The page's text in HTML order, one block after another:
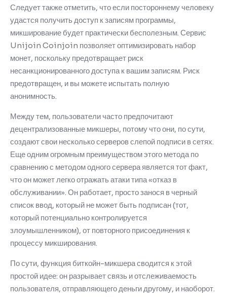
Следует также отметить, что если постороннему человеку
удастся получить доступ к записям программы,
микширование будет практически бесполезным. Сервис
Unijoin Coinjoin позволяет оптимизировать набор
монет, поскольку предотвращает риск
несанкционированного доступа к вашим записям. Риск
предотвращен, и вы можете испытать полную
анонимность.
Между тем, пользователи часто предпочитают
децентрализованные микшеры, потому что они, по сути,
создают свои несколько серверов слепой подписи в сетях.
Еще одним огромным преимуществом этого метода по
сравнению с методом одного сервера является тот факт,
что он может легко отражать атаки типа «отказ в
обслуживании». Он работает, просто занося в черный
список ввод, который не может быть подписан (тот,
который потенциально контролируется
злоумышленником), от повторного присоединения к
процессу микширования.
По сути, функция биткойн-микшера сводится к этой
простой идее: он разрывает связь и отслеживаемость
пользователя, отправляющего деньги другому, и наоборот.